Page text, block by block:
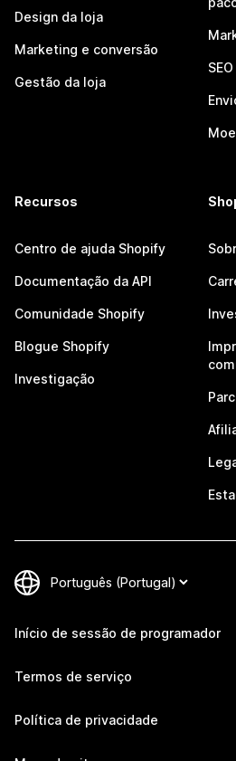
Design da loja
Marketing e conversão
Gestão da loja
SEO
Recursos
Centro de ajuda Shopify
Documentação da API
Comunidade Shopify
Blogue Shopify
Investigação
Início de sessão de programador
Termos de serviço
Política de privacidade